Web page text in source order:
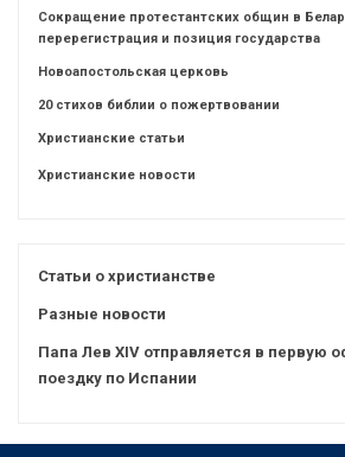
Сокращение протестантских общин в
перерегистрация и позиция государства
Новоапостольская церковь
20 стихов библии о пожертвовании
Христианские статьи
Христианские новости
Статьи о христианстве
Разные новости
Папа Лев XIV отправляется в первую
поездку по Испании